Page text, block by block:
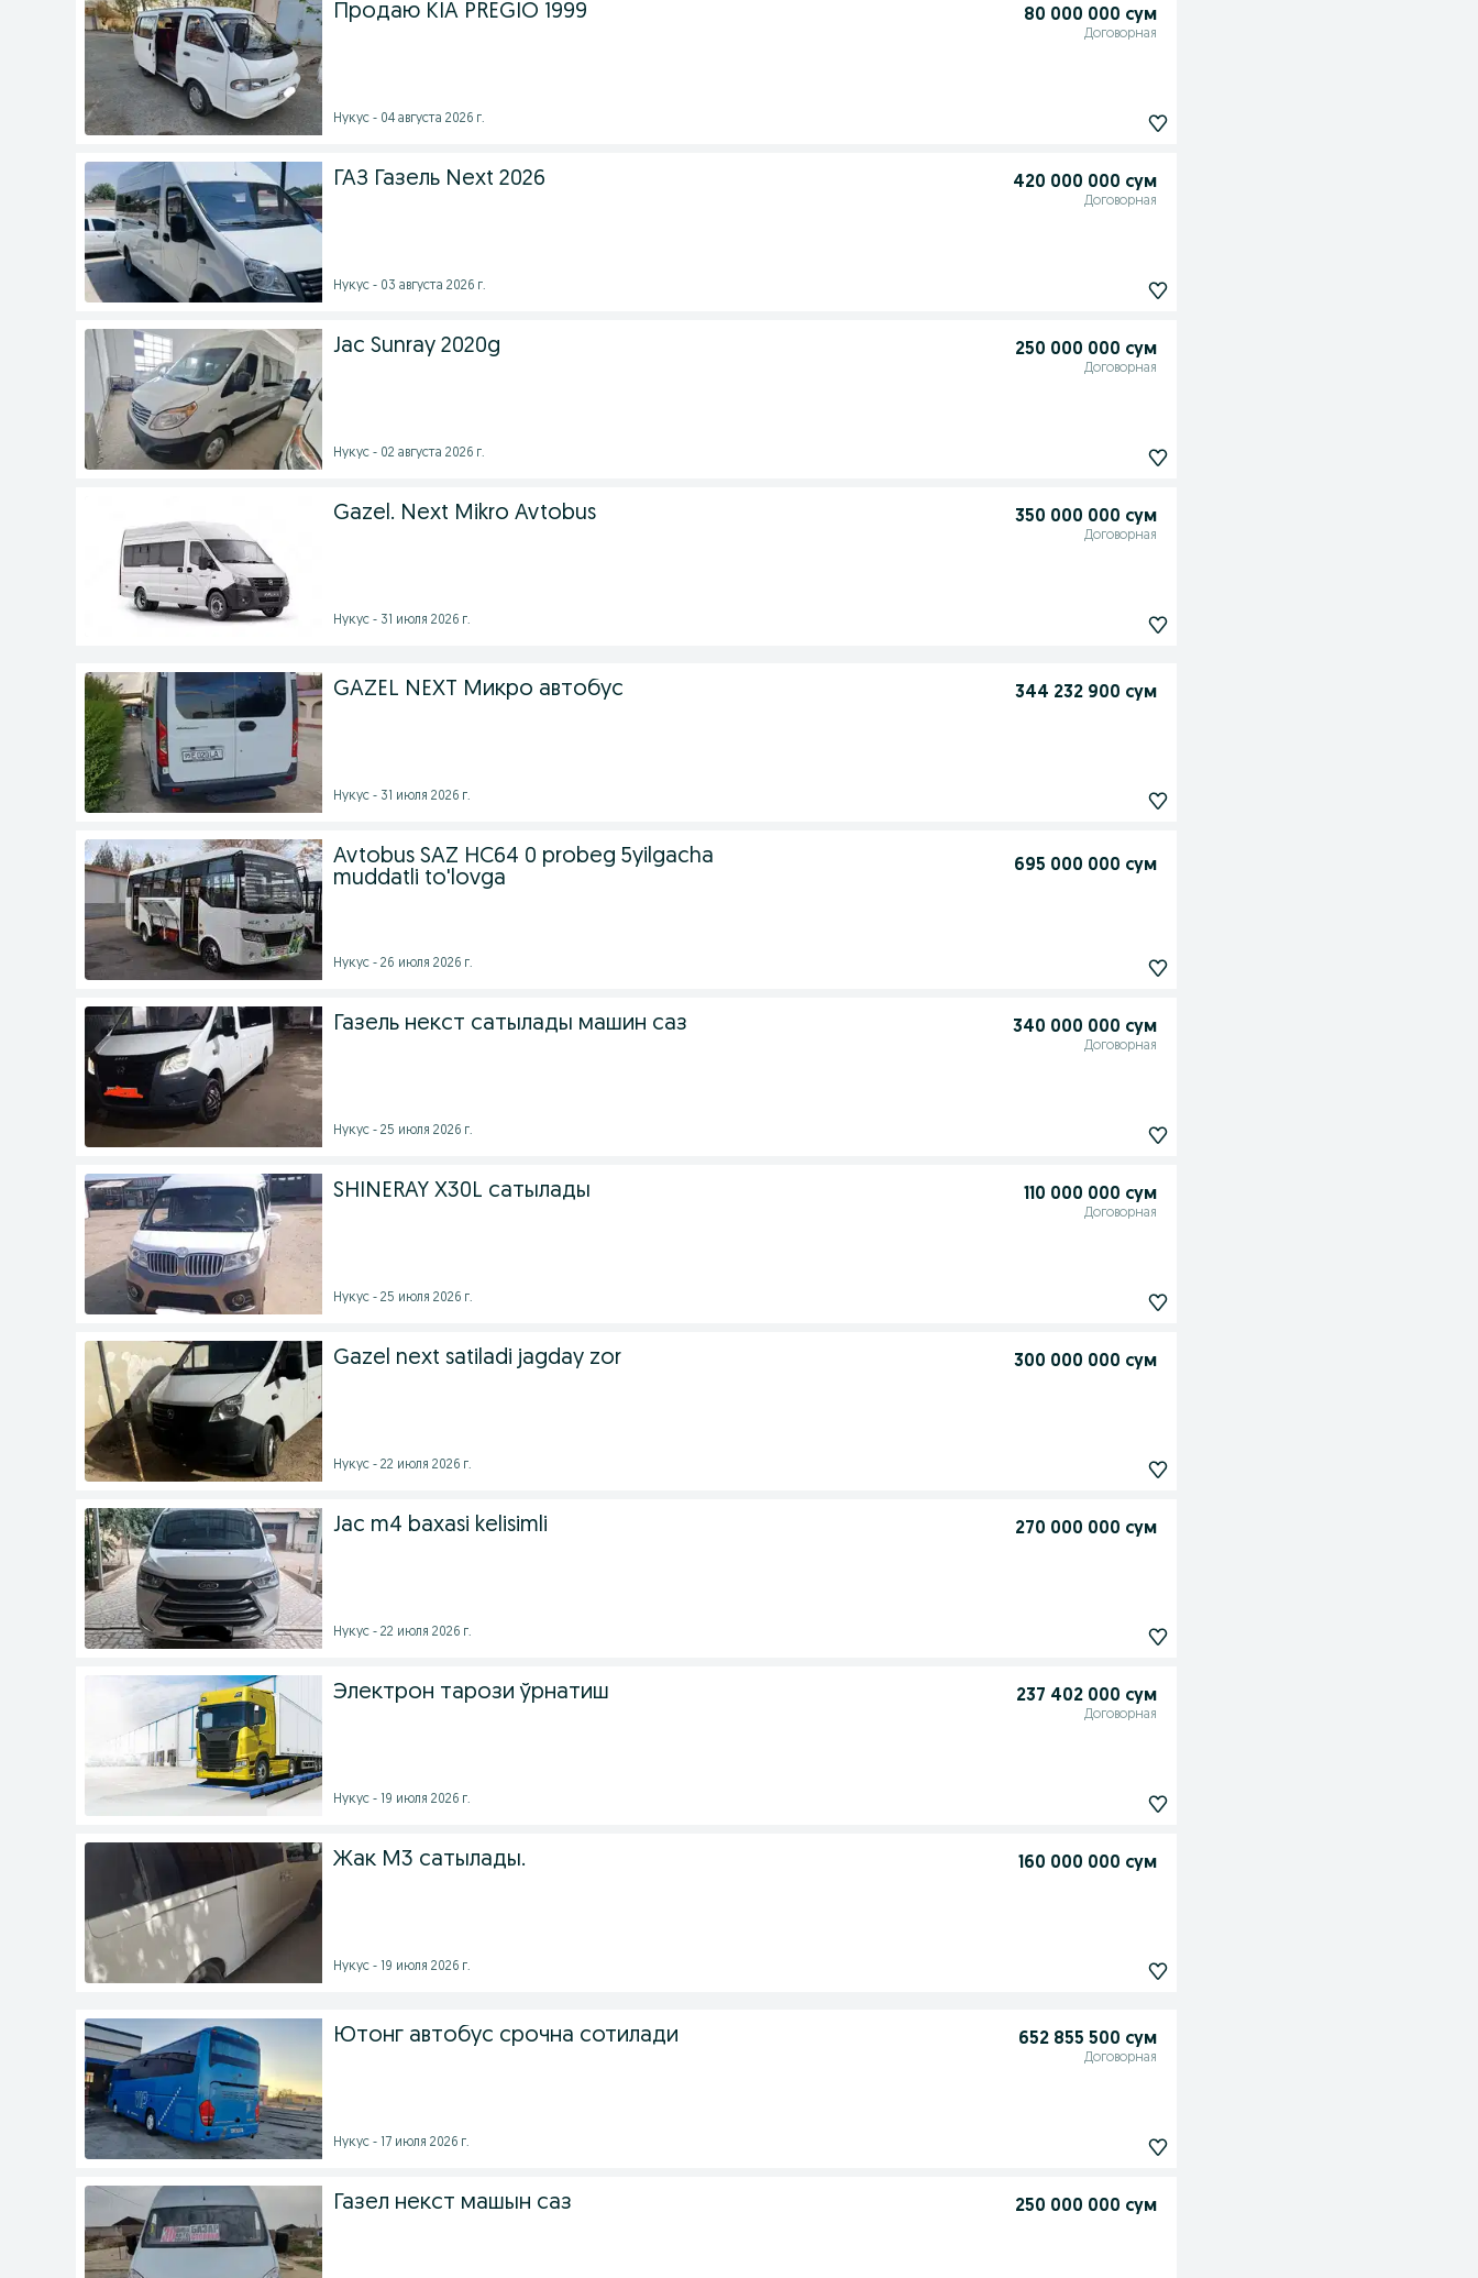
Продаю KIA PREGIO 1999 80 000 000 сум
Договорная
Нукус - 04 августа 2026 г.
ГАЗ Газель Next 2026 420 000 000 сум
Договорная
Нукус - 03 августа 2026 г.
Jac Sunray 2020g 250 000 000 сум
Договорная
Нукус - 02 августа 2026 г.
Gazel. Next Mikro Avtobus 350 000 000 сум
Договорная
Нукус - 31 июля 2026 г.
GAZEL NEXT Микро автобус 344 232 900 сум
Нукус - 31 июля 2026 г.
Avtobus SAZ HC64 0 probeg 5yilgacha
muddatli to'lovga
695 000 000 сум
Нукус - 26 июля 2026 г.
Газель некст сатылады машин саз 340 000 000 сум
Договорная
Нукус - 25 июля 2026 г.
SHINERAY X30L сатылады 110 000 000 сум
Договорная
Нукус - 25 июля 2026 г.
Gazel next satiladi jagday zor 300 000 000 сум
Нукус - 22 июля 2026 г.
Jac m4 baxasi kelisimli 270 000 000 сум
Нукус - 22 июля 2026 г.
Электрон тарози ўрнатиш 237 402 000 сум
Договорная
Нукус - 19 июля 2026 г.
Жак М3 сатылады. 160 000 000 сум
Нукус - 19 июля 2026 г.
Ютонг автобус срочна сотилади 652 855 500 сум
Договорная
Нукус - 17 июля 2026 г.
Газел некст машын саз 250 000 000 сум